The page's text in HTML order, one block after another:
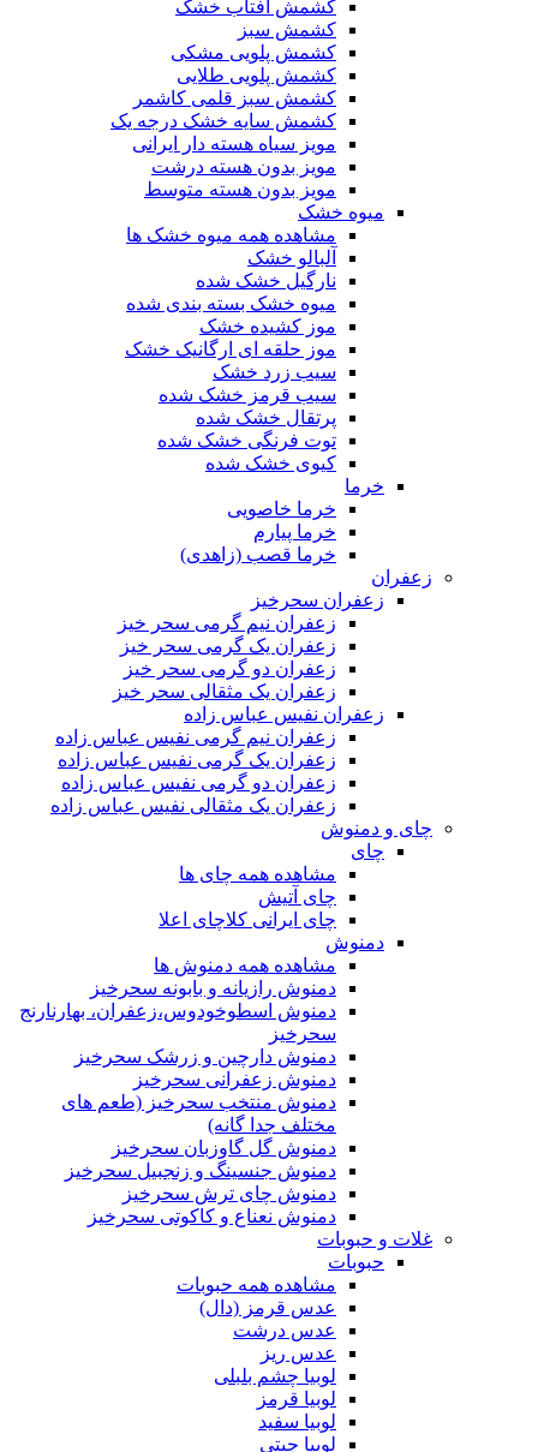
کشمش آفتاب خشک
کشمش سبز
کشمش پلویی مشکی
کشمش پلویی طلایی
کشمش سبز قلمی کاشمر
کشمش سایه خشک درجه یک
مویز سیاه هسته دار ایرانی
مویز بدون هسته درشت
مویز بدون هسته متوسط
میوه خشک
مشاهده همه میوه خشک ها
آلبالو خشک
نارگیل خشک شده
میوه خشک بسته بندی شده
موز کشیده خشک
موز حلقه ای ارگانیک خشک
سیب زرد خشک
سیب قرمز خشک شده
پرتقال خشک شده
توت فرنگی خشک شده
کیوی خشک شده
خرما
خرما خاصویی
خرما پیارم
خرما قصب (زاهدی)
زعفران
زعفران سحرخیز
زعفران نیم گرمی سحر خیز
زعفران یک گرمی سحر خیز
زعفران دو گرمی سحر خیز
زعفران یک مثقالی سحر خیز
زعفران نفیس عباس زاده
زعفران نیم گرمی نفیس عباس زاده
زعفران یک گرمی نفیس عباس زاده
زعفران دو گرمی نفیس عباس زاده
زعفران یک مثقالی نفیس عباس زاده
چای و دمنوش
چای
مشاهده همه چای ها
چای آتیش
چای ایرانی کلاچای اعلا
دمنوش
مشاهده همه دمنوش ها
دمنوش رازیانه و بابونه سحرخیز
دمنوش اسطوخودوس،زعفران، بهارنارنج
سحرخیز
دمنوش دارچین و زرشک سحرخیز
دمنوش زعفرانی سحرخیز
دمنوش منتخب سحرخیز (طعم های
مختلف جدا گانه)
دمنوش گل گاوزبان سحرخیز
دمنوش جنسینگ و زنجبیل سحرخیز
دمنوش چای ترش سحرخیز
دمنوش نعناع و کاکوتی سحرخیز
غلات و حبوبات
حبوبات
مشاهده همه حبوبات
عدس قرمز (دال)
عدس درشت
عدس ریز
لوبیا چشم بلبلی
لوبیا قرمز
لوبیا سفید
لوبیا چیتی